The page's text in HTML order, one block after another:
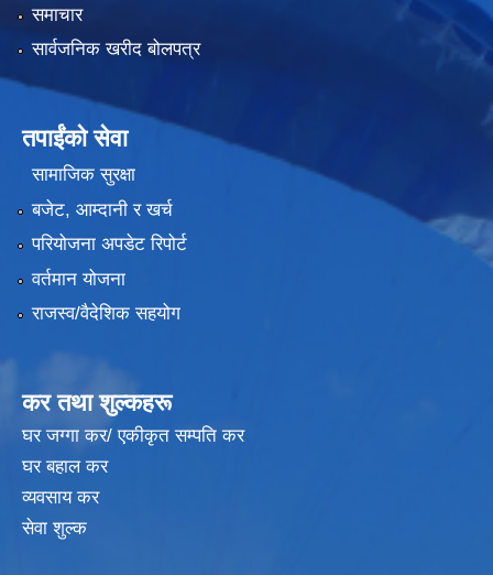
समाचार
सार्वजनिक खरीद बोलपत्र
तपाईंको सेवा
सामाजिक सुरक्षा
बजेट, आम्दानी र खर्च
परियोजना अपडेट रिपोर्ट
वर्तमान योजना
राजस्व/वैदेशिक सहयोग
कर तथा शुल्कहरू
घर जग्गा कर/ एकीकृत सम्पति कर
घर बहाल कर
व्यवसाय कर
सेवा शुल्क